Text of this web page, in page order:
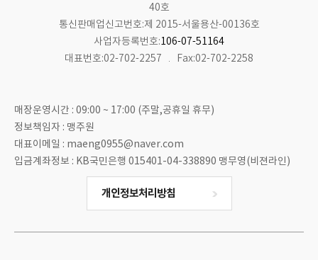
40호
통신판매업신고번호:제 2015-서울용산-00136호
사업자등록번호:106-07-51164
대표번호:02-702-2257
Fax:02-702-2258
매장운영시간 : 09:00 ~ 17:00 (주말,공휴일 휴무)
정보책임자 : 맹주원
대표이메일 : maeng0955@naver.com
입금계좌정보 : KB국민은행 015401-04-338890 맹무영(비젼라인)
개인정보처리방침